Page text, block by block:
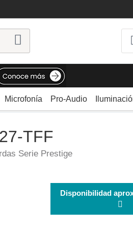
Microfonía Pro-Audio
TFF
Serie Prestige
Disponibilidad